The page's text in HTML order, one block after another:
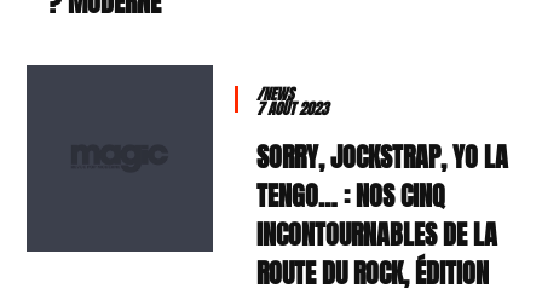
/NEWS
7 AOÛT 2023
SORRY, JOCKSTRAP, YO LA
TENGO… : NOS CINQ
INCONTOURNABLES DE LA
ROUTE DU ROCK, ÉDITION